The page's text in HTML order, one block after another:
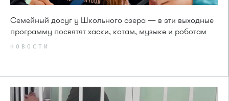
Семейный досуг у Школьного озера — в эти выходные
программу посвятят хаски, котам, музыке и роботам
НОВОСТИ